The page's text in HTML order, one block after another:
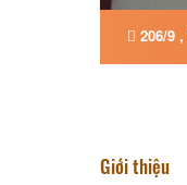
206/9
Giới thiệu